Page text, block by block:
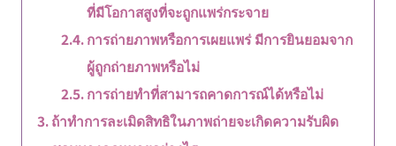
ที่มีโอกาสสูงที่จะถูกแพร่กระจาย
การถ่ายภาพหรือการเผยแพร่ มีการยินยอมจาก
ผู้ถูกถ่ายภาพหรือไม่
การถ่ายทำที่สามารถคาดการณ์ได้หรือไม่
ถ้าทำการละเมิดสิทธิในภาพถ่ายจะเกิดความรับผิด